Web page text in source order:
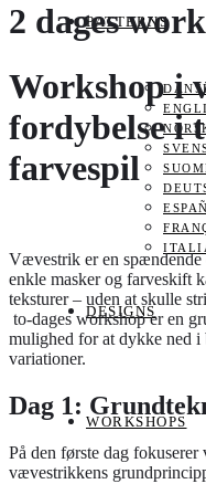
PATTERNS
DESIGNS
WORKSHOPS
2 dages
Workshop i
fordybelse i
farvespil
Vævestrik er en
enkle masker og farveskift
teksturer – uden at skulle
to-dages workshop er en
mulighed for at dykke ned i
variationer.
Dag 1:
På den første dag
vævestrikkens